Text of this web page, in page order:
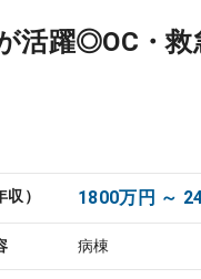
活躍◎OC・救
） 1800万円 ～
病棟